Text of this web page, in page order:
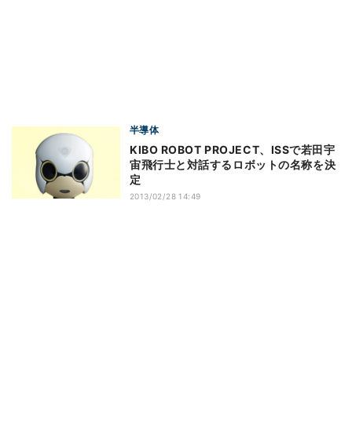
半導体
KIBO ROBOT PROJECT、ISSで若田宇
宙飛行士と対話するロボットの名称を決
定
2013/02/28 14:49